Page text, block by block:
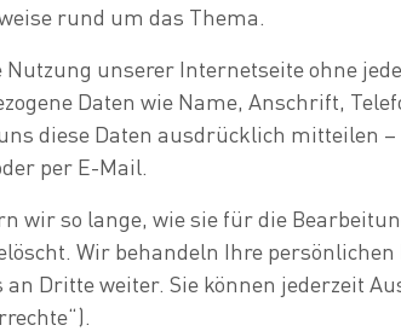
rund um das Thema.
unserer Internetseite ohne
Daten wie Name, Anschrift,
diese Daten ausdrücklich mitteilen
per E-Mail.
wir so lange, wie sie für die
Wir behandeln Ihre
an Dritte weiter. Sie können jederzeit